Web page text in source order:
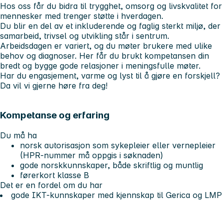
Hos oss får du bidra til trygghet, omsorg og livskvalitet for
mennesker med trenger støtte i hverdagen.
Du blir en del av et inkluderende og faglig sterkt miljø, der
samarbeid, trivsel og utvikling står i sentrum.
Arbeidsdagen er variert, og du møter brukere med ulike
behov og diagnoser. Her får du brukt kompetansen din
bredt og bygge gode relasjoner i meningsfulle møter.
Har du engasjement, varme og lyst til å gjøre en forskjell?
Da vil vi gjerne høre fra deg!
Kompetanse og erfaring
Du må ha
norsk autorisasjon som sykepleier eller vernepleier
(HPR-nummer må oppgis i søknaden)
gode norskkunnskaper, både skriftlig og muntlig
førerkort klasse B
Det er en fordel om du har
gode IKT-kunnskaper med kjennskap til Gerica og LMP